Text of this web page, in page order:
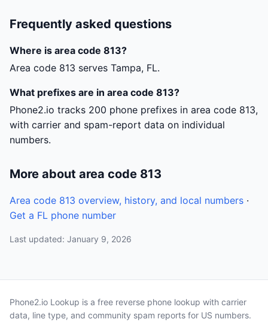
Frequently asked questions
Where is area code 813?
Area code 813 serves Tampa, FL.
What prefixes are in area code 813?
Phone2.io tracks 200 phone prefixes in area code 813,
with carrier and spam-report data on individual
numbers.
More about area code 813
Area code 813 overview, history, and local numbers ·
Get a FL phone number
Last updated: January 9, 2026
Phone2.io Lookup is a free reverse phone lookup with carrier
data, line type, and community spam reports for US numbers.